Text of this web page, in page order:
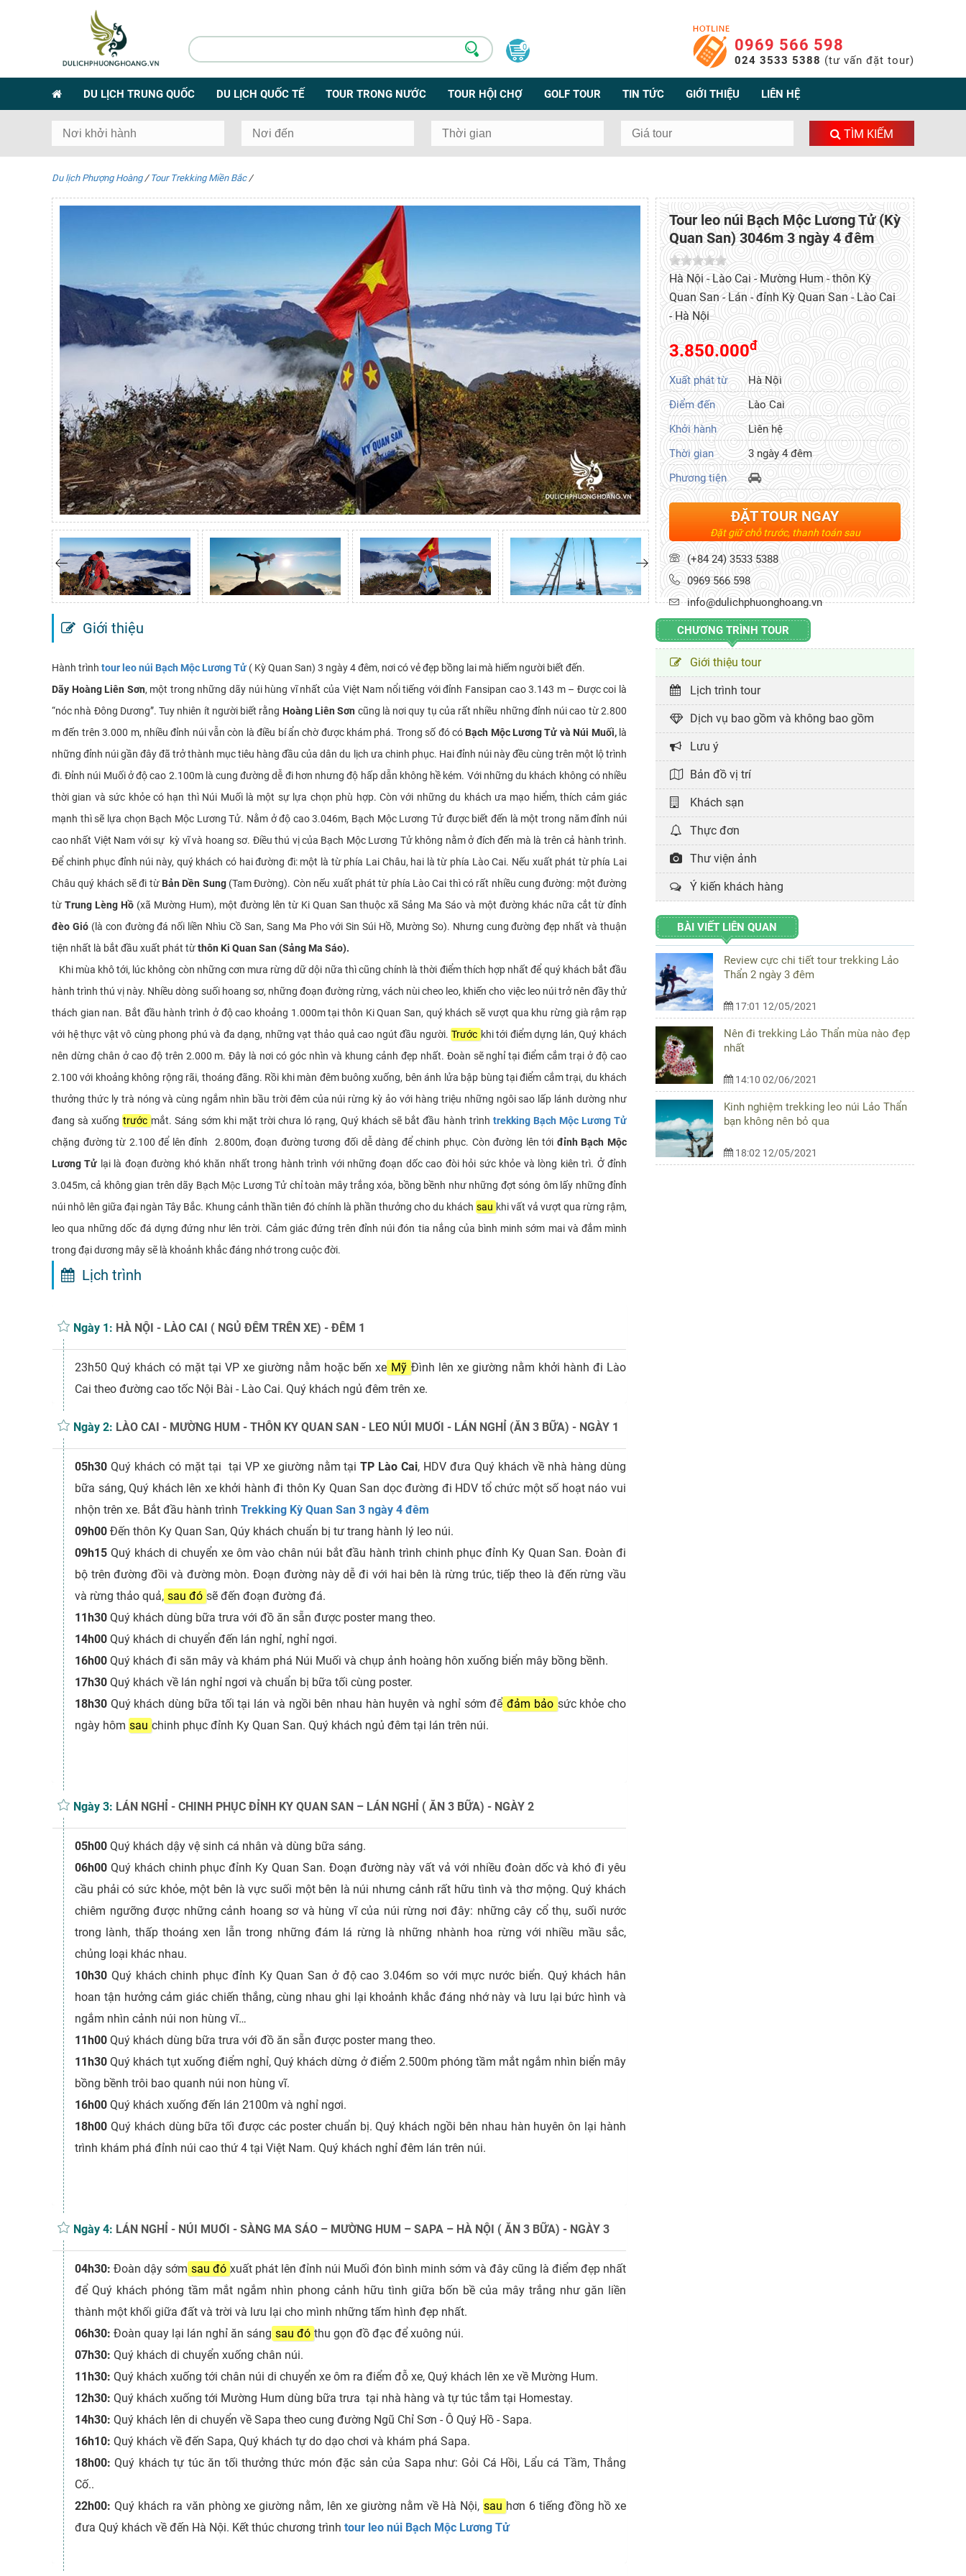
0 0969 566 598
024 3533 5388 (tư vấn đặt tour)
DU LỊCH TRUNG QUỐC DU LỊCH QUỐC TẾ TOUR TRONG NƯỚC TOUR HỘI CHỢ GOLF TOUR TIN TỨC GIỚI THIỆU LIÊN HỆ
TÌM KIẾM
Du lịch Phượng Hoàng / Tour Trekking Miền Bắc /
Tour leo núi Bạch Mộc Lương Tử (Kỳ
Quan San) 3046m 3 ngày 4 đêm
Hà Nội - Lào Cai - Mường Hum - thôn Kỳ
Quan San - Lán - đỉnh Kỳ Quan San - Lào Cai
- Hà Nội
3.850.000đ
Xuất phát từ
Hà Nội
Điểm đến
Lào Cai
Khởi hành
Liên hệ
Thời gian
3 ngày 4 đêm
Phương tiện
ĐẶT TOUR NGAY
Đặt giữ chỗ trước, thanh toán sau
(+84 24) 3533 5388
0969 566 598
info@dulichphuonghoang.vn
Giới thiệu
Hành trình tour leo núi Bạch Mộc Lương Tử ( Kỳ Quan San) 3 ngày 4 đêm, nơi có vẻ đẹp bồng lai mà hiếm người biết đến.
Dãy Hoàng Liên Sơn, một trong những dãy núi hùng vĩ nhất của Việt Nam nổi tiếng với đỉnh Fansipan cao 3.143 m – Được coi là
“nóc nhà Đông Dương”. Tuy nhiên ít người biết rằng Hoàng Liên Sơn cũng là nơi quy tụ của rất nhiều những đỉnh núi cao từ 2.800
m đến trên 3.000 m, nhiều đỉnh núi vẫn còn là điều bí ẩn chờ được khám phá. Trong số đó có Bạch Mộc Lương Tử và Núi Muối,là
những đỉnh núi gần đây đã trở thành mục tiêu hàng đầu của dân du lịch ưa chinh phục. Hai đỉnh núi này đều cùng trên một lộ trình
đi. Đỉnh núi Muối ở độ cao 2.100m là cung đường dễ đi hơn nhưng độ hấp dẫn không hề kém. Với những du khách không có nhiều
thời gian và sức khỏe có hạn thì Núi Muối là một sự lựa chọn phù hợp. Còn với những du khách ưa mạo hiểm, thích cảm giác
mạnh thì sẽ lựa chọn Bạch Mộc Lương Tử. Nằm ở độ cao 3.046m, Bạch Mộc Lương Tử được biết đến là một trong năm đỉnh núi
cao nhất Việt Nam với sự kỳ vĩ và hoang sơ. Điều thú vị của Bạch Mộc Lương Tử không nằm ở đích đến mà là trên cả hành trình.
Để chinh phục đỉnh núi này, quý khách có hai đường đi: một là từ phía Lai Châu, hai là từ phía Lào Cai. Nếu xuất phát từ phía Lai
Châu quý khách sẽ đi từ Bản Dền Sung(Tam Đường). Còn nếu xuất phát từ phía Lào Cai thì có rất nhiều cung đường: một đường
từ Trung Lèng Hồ(xã Mường Hum), một đường lên từ Ki Quan San thuộc xã Sảng Ma Sáo và một đường khác nữa cắt từ đỉnh
đèo Gió(là con đường đá nối liền Nhìu Cồ San, Sang Ma Pho với Sin Súi Hồ, Mường So). Nhưng cung đường đẹp nhất và thuận
tiện nhất là bắt đầu xuất phát từthôn Ki Quan San (Sảng Ma Sáo).
Khi mùa khô tới, lúc không còn những cơn mưa rừng dữ dội nữa thì cũng chính là thời điểm thích hợp nhất để quý khách bắt đầu
hành trình thú vị này. Nhiều dòng suối hoang sơ, những đoạn đường rừng, vách nùi cheo leo, khiến cho việc leo núi trở nên đầy thử
thách gian nan. Bắt đầu hành trình ở độ cao khoảng 1.000m tại thôn Ki Quan San, quý khách sẽ vượt qua khu rừng già rậm rạp
với hệ thực vật vô cùng phong phú và đa dạng, những vạt thảo quả cao ngút đầu người. Trước khi tới điểm dựng lán, Quý khách
nên dừng chân ở cao độ trên 2.000 m. Đây là nơi có góc nhìn và khung cảnh đẹp nhất. Đoàn sẽ nghỉ tại điểm cắm trại ở độ cao
2.100 với khoảng không rộng rãi, thoáng đãng. Rồi khi màn đêm buông xuống, bên ánh lửa bập bùng tại điểm cắm trại, du khách
thưởng thức ly trà nóng và cùng ngắm nhìn bầu trời đêm của núi rừng kỳ ảo với hàng triệu những ngôi sao lấp lánh dường như
đang sà xuống trước mắt. Sáng sớm khi mặt trời chưa ló rạng, Quý khách sẽ bắt đầu hành trình trekking Bạch Mộc Lương Tử
chặng đường từ 2.100 để lên đỉnh 2.800m, đoạn đường tương đối dễ dàng để chinh phục. Còn đường lên tới đỉnh Bạch Mộc
Lương Tử lại là đoạn đường khó khăn nhất trong hành trình với những đoạn dốc cao đòi hỏi sức khỏe và lòng kiên trì. Ở đỉnh
3.045m, cả không gian trên dãy Bạch Mộc Lương Tử chỉ toàn mây trắng xóa, bồng bềnh như những đợt sóng ôm lấy những đỉnh
núi nhô lên giữa đại ngàn Tây Bắc. Khung cảnh thần tiên đó chính là phần thưởng cho du khách sau khi vất vả vượt qua rừng rậm,
leo qua những dốc đá dựng đứng như lên trời. Cảm giác đứng trên đỉnh núi đón tia nắng của bình minh sớm mai và đắm mình
trong đại dương mây sẽ là khoảnh khắc đáng nhớ trong cuộc đời.
Lịch trình
Ngày 1: HÀ NỘI - LÀO CAI ( NGỦ ĐÊM TRÊN XE) - ĐÊM 1
23h50 Quý khách có mặt tại VP xe giường nằm hoặc bến xe Mỹ Đình lên xe giường nằm khởi hành đi Lào
Cai theo đường cao tốc Nội Bài - Lào Cai. Quý khách ngủ đêm trên xe.
Ngày 2: LÀO CAI - MƯỜNG HUM - THÔN KY QUAN SAN - LEO NÚI MUỐI - LÁN NGHỈ (ĂN 3 BỮA) - NGÀY 1
05h30 Quý khách có mặt tại tại VP xe giường nằm tạiTP Lào Cai, HDV đưa Quý khách về nhà hàng dùng
bữa sáng, Quý khách lên xe khởi hành đi thôn Ky Quan San dọc đường đi HDV tổ chức một số hoạt náo vui
nhộn trên xe. Bắt đầu hành trình Trekking Kỳ Quan San 3 ngày 4 đêm
09h00 Đến thôn Ky Quan San, Qúy khách chuẩn bị tư trang hành lý leo núi.
09h15 Quý khách di chuyển xe ôm vào chân núi bắt đầu hành trình chinh phục đỉnh Ky Quan San. Đoàn đi
bộ trên đường đồi và đường mòn. Đoạn đường này dễ đi với hai bên là rừng trúc, tiếp theo là đến rừng vầu
và rừng thảo quả, sau đó sẽ đến đoạn đường đá.
11h30 Quý khách dùng bữa trưa với đồ ăn sẵn được poster mang theo.
14h00 Quý khách di chuyển đến lán nghỉ, nghỉ ngơi.
16h00 Quý khách đi săn mây và khám phá Núi Muối và chụp ảnh hoàng hôn xuống biển mây bồng bềnh.
17h30 Quý khách về lán nghỉ ngơi và chuẩn bị bữa tối cùng poster.
18h30 Quý khách dùng bữa tối tại lán và ngồi bên nhau hàn huyên và nghỉ sớm để đảm bảo sức khỏe cho
ngày hôm sau chinh phục đỉnh Ky Quan San. Quý khách ngủ đêm tại lán trên núi.
Ngày 3: LÁN NGHỈ - CHINH PHỤC ĐỈNH KY QUAN SAN – LÁN NGHỈ ( ĂN 3 BỮA) - NGÀY 2
05h00 Quý khách dậy vệ sinh cá nhân và dùng bữa sáng.
06h00 Quý khách chinh phục đỉnh Ky Quan San. Đoạn đường này vất vả với nhiều đoàn dốc và khó đi yêu
cầu phải có sức khỏe, một bên là vực suối một bên là núi nhưng cảnh rất hữu tình và thơ mộng. Quý khách
chiêm ngưỡng được những cảnh hoang sơ và hùng vĩ của núi rừng nơi đây: những cây cổ thụ, suối nước
trong lành, thấp thoáng xen lẫn trong những đám lá rừng là những nhành hoa rừng với nhiều mầu sắc,
chủng loại khác nhau.
10h30 Quý khách chinh phục đỉnh Ky Quan San ở độ cao 3.046m so với mực nước biển. Quý khách hân
hoan tận hưởng cảm giác chiến thắng, cùng nhau ghi lại khoảnh khắc đáng nhớ này và lưu lại bức hình và
ngắm nhìn cảnh núi non hùng vĩ…
11h00 Quý khách dùng bữa trưa với đồ ăn sẵn được poster mang theo.
11h30 Quý khách tụt xuống điểm nghỉ, Quý khách dừng ở điểm 2.500m phóng tầm mắt ngắm nhìn biển mây
bồng bềnh trôi bao quanh núi non hùng vĩ.
16h00 Quý khách xuống đến lán 2100m và nghỉ ngơi.
18h00 Quý khách dùng bữa tối được các poster chuẩn bị. Quý khách ngồi bên nhau hàn huyên ôn lại hành
trình khám phá đỉnh núi cao thứ 4 tại Việt Nam. Quý khách nghỉ đêm lán trên núi.
Ngày 4: LÁN NGHỈ - NÚI MUỐI - SÀNG MA SÁO – MƯỜNG HUM – SAPA – HÀ NỘI ( ĂN 3 BỮA) - NGÀY 3
04h30: Đoàn dậy sớm sau đó xuất phát lên đỉnh núi Muối đón bình minh sớm và đây cũng là điểm đẹp nhất
để Quý khách phóng tầm mắt ngắm nhìn phong cảnh hữu tình giữa bốn bề của mây trắng như găn liền
thành một khối giữa đất và trời và lưu lại cho mình những tấm hình đẹp nhất.
06h30: Đoàn quay lại lán nghỉ ăn sáng sau đó thu gọn đồ đạc để xuông núi.
07h30: Quý khách di chuyển xuống chân núi.
11h30: Quý khách xuống tới chân núi di chuyển xe ôm ra điểm đỗ xe, Quý khách lên xe về Mường Hum.
12h30: Quý khách xuống tới Mường Hum dùng bữa trưa tại nhà hàng và tự túc tắm tại Homestay.
14h30: Quý khách lên di chuyển về Sapa theo cung đường Ngũ Chỉ Sơn - Ô Quý Hồ - Sapa.
16h10: Quý khách về đến Sapa, Quý khách tự do dạo chơi và khám phá Sapa.
18h00: Quý khách tự túc ăn tối thưởng thức món đặc sản của Sapa như: Gỏi Cá Hồi, Lẩu cá Tầm, Thắng
Cố..
22h00: Quý khách ra văn phòng xe giường nằm, lên xe giường nằm về Hà Nội, sau hơn 6 tiếng đồng hồ xe
đưa Quý khách về đến Hà Nội. Kết thúc chương trình tour leo núi Bạch Mộc Lương Tử
CHƯƠNG TRÌNH TOUR
Giới thiệu tour
Lịch trình tour
Dịch vụ bao gồm và không bao gồm
Lưu ý
Bản đồ vị trí
Khách sạn
Thực đơn
Thư viện ảnh
Ý kiến khách hàng
BÀI VIẾT LIÊN QUAN
Review cực chi tiết tour trekking Lảo
Thẩn 2 ngày 3 đêm
17:01 12/05/2021
Nên đi trekking Lảo Thẩn mùa nào đẹp
nhất
14:10 02/06/2021
Kinh nghiệm trekking leo núi Lảo Thẩn
bạn không nên bỏ qua
18:02 12/05/2021